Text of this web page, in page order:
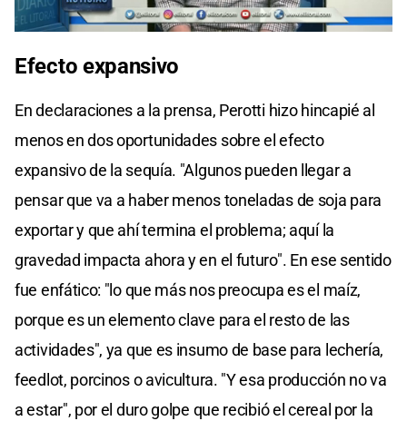
Efecto expansivo
En declaraciones a la prensa, Perotti hizo hincapié al
menos en dos oportunidades sobre el efecto
expansivo de la sequía. "Algunos pueden llegar a
pensar que va a haber menos toneladas de soja para
exportar y que ahí termina el problema; aquí la
gravedad impacta ahora y en el futuro". En ese sentido
fue enfático: "lo que más nos preocupa es el maíz,
porque es un elemento clave para el resto de las
actividades", ya que es insumo de base para lechería,
feedlot, porcinos o avicultura. "Y esa producción no va
a estar", por el duro golpe que recibió el cereal por la